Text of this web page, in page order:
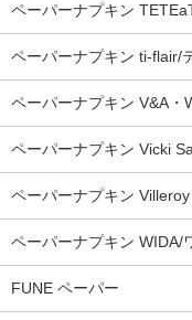
ペーパーナプキン
ペーパーナプキン ti-flair/
ペーパーナプキン V&A・
ペーパーナプキン Vicki
ペーパーナプキン
ペーパーナプキン WIDA/
FUNE ペーパー